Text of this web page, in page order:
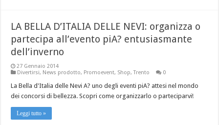
LA BELLA D’ITALIA DELLE NEVI: organizza o
partecipa all’evento piA? entusiasmante
dell’inverno
27 Gennaio 2014
Divertirsi, News prodotto, Promoevent, Shop,Trento 0
La Bella d'Italia delle Nevi A? uno degli eventi piA? attesi nel mondo
dei concorsi di bellezza. Scopri come organizzarlo o parteciparvi!
Leggi tutto »